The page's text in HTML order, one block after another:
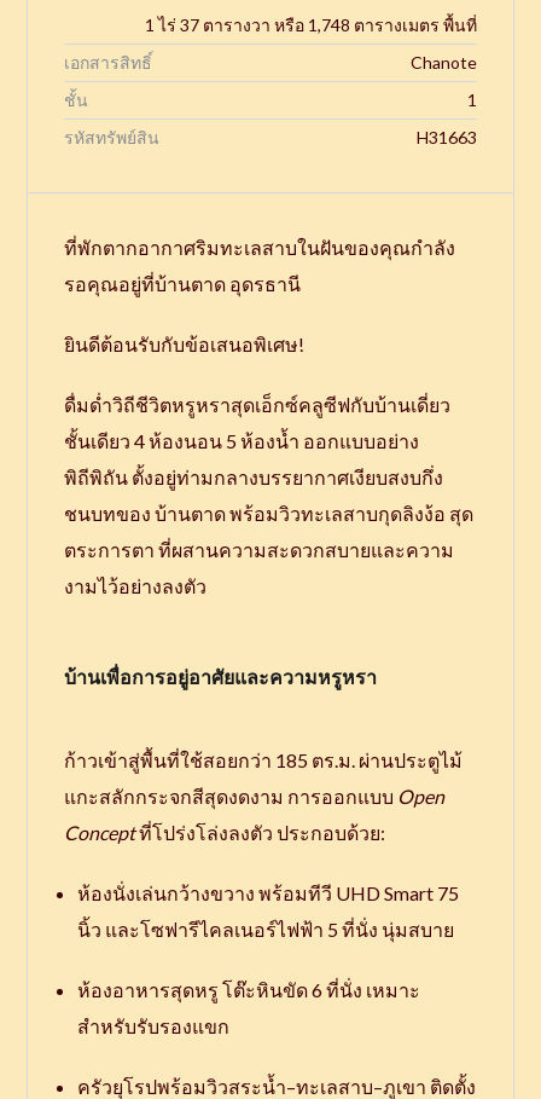
1 ไร่ 37 ตารางวา หรือ 1,748 ตารางเมตร พื้นที่
เอกสารสิทธิ์
Chanote
ชั้น
1
รหัสทรัพย์สิน
H31663
ที่พักตากอากาศริมทะเลสาบในฝันของคุณกำลัง
รอคุณอยู่ที่บ้านตาด อุดรธานี
ยินดีต้อนรับกับข้อเสนอพิเศษ!
ดื่มด่ำวิถีชีวิตหรูหราสุดเอ็กซ์คลูซีฟกับบ้านเดี่ยว
ชั้นเดียว 4 ห้องนอน 5 ห้องน้ำ ออกแบบอย่าง
พิถีพิถัน ตั้งอยู่ท่ามกลางบรรยากาศเงียบสงบกึ่ง
ชนบทของ บ้านตาด พร้อมวิวทะเลสาบกุดลิงง้อ สุด
ตระการตา ที่ผสานความสะดวกสบายและความ
งามไว้อย่างลงตัว
บ้านเพื่อการอยู่อาศัยและความหรูหรา
ก้าวเข้าสู่พื้นที่ใช้สอยกว่า 185 ตร.ม. ผ่านประตูไม้
แกะสลักกระจกสีสุดงดงาม การออกแบบ Open
Conceptที่โปร่งโล่งลงตัว ประกอบด้วย:
ห้องนั่งเล่นกว้างขวาง พร้อมทีวี UHD Smart 75
นิ้ว และโซฟารีไคลเนอร์ไฟฟ้า 5 ที่นั่ง นุ่มสบาย
ห้องอาหารสุดหรู โต๊ะหินขัด 6 ที่นั่ง เหมาะ
สำหรับรับรองแขก
ครัวยุโรปพร้อมวิวสระน้ำ–ทะเลสาบ–ภูเขา ติดตั้ง